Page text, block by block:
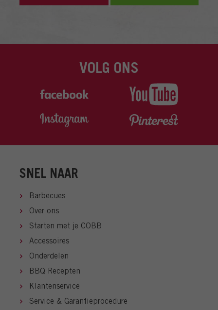
VOLG ONS
SNEL NAAR
Barbecues
Over ons
Starten met je COBB
Accessoires
Onderdelen
BBQ Recepten
Klantenservice
Service & Garantieprocedure